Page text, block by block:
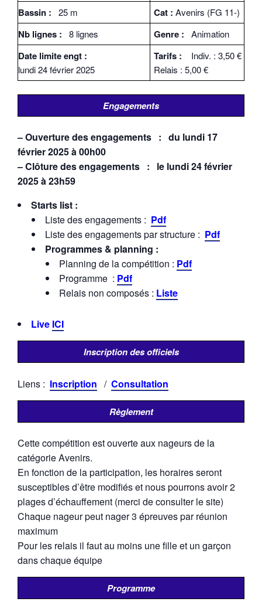
Bassin : 25 m Cat : Avenirs (FG 11-)
Nb lignes : 8 lignes Genre : Animation
Date limite engt :
lundi 24 février 2025
Tarifs : Indiv. : 3,50 €
Relais : 5,00 €
Engagements
– Ouverture des engagements : du lundi 17
février 2025 à 00h00
– Clôture des engagements : le lundi 24 février
2025 à 23h59
Starts list :
Liste des engagements : Pdf
Liste des engagements par structure : Pdf
Programmes & planning :
Planning de la compétition : Pdf
Programme : Pdf
Relais non composés : Liste
Live ICI
Inscription des officiels
Liens : Inscription / Consultation
Règlement
Cette compétition est ouverte aux nageurs de la
catégorie Avenirs.
En fonction de la participation, les horaires seront
susceptibles d’être modifiés et nous pourrons avoir 2
plages d’échauffement (merci de consulter le site)
Chaque nageur peut nager 3 épreuves par réunion
maximum
Pour les relais il faut au moins une fille et un garçon
dans chaque équipe
Programme